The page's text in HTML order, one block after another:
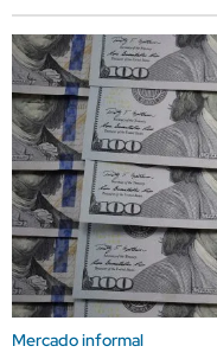
Mercado informal